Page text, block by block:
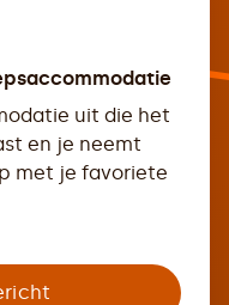
uit die het
en je neemt
met je favoriete